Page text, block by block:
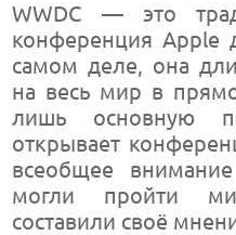
WWDC — это
конференция Apple
самом деле, она
на весь мир в
лишь основную
открывает
всеобщее
могли пройти
составили своё